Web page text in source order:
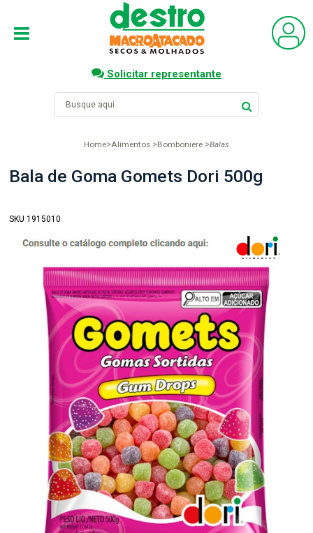
Solicitar representante
Home Alimentos Bomboniere Balas
Bala de Goma Gomets Dori 500g
SKU 1915010